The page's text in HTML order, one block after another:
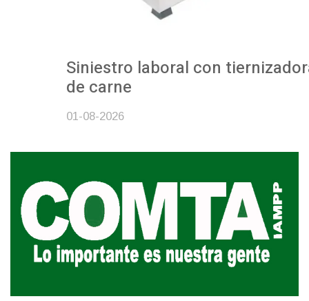
Siniestro laboral con tiernizadora
de carne
01-08-2026